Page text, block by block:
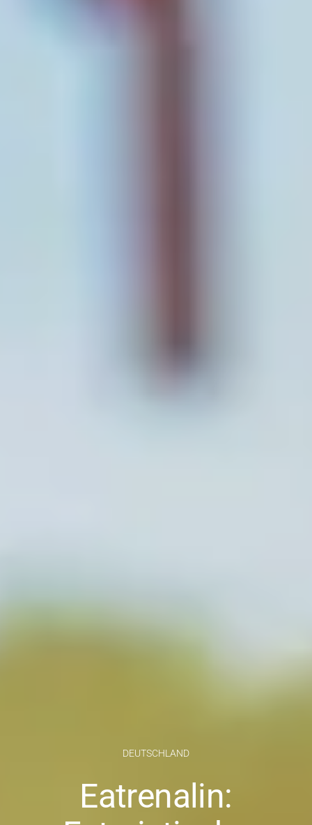
DEUTSCHLAND
Eatrenalin: